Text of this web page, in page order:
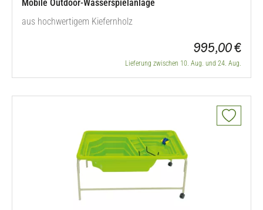
Mobile Outdoor-Wasserspielanlage
aus hochwertigem Kiefernholz
995,00 €
Lieferung zwischen 10. Aug. und 24. Aug.